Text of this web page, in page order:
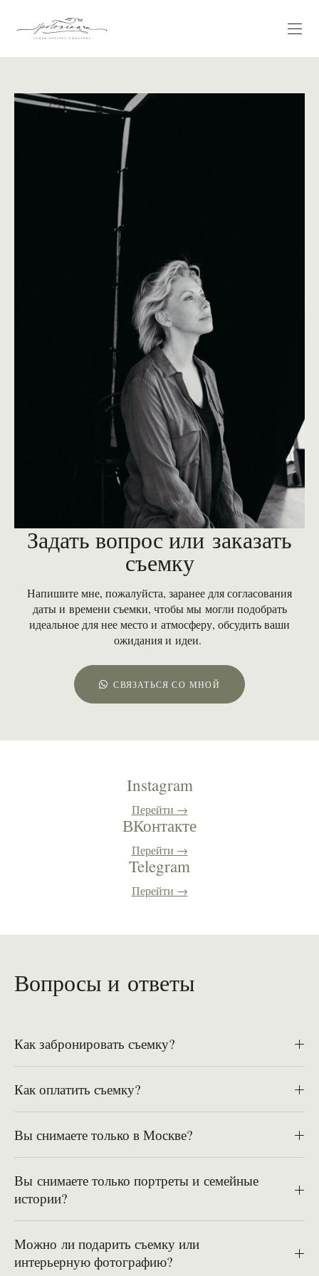
Задать вопрос или заказать
съемку
Напишите мне, пожалуйста, заранее для согласования
даты и времени съемки, чтобы мы могли подобрать
идеальное для нее место и атмосферу, обсудить ваши
ожидания и идеи.
СВЯЗАТЬСЯ СО МНОЙ
Instagram
Перейти →
ВКонтакте
Перейти →
Telegram
Перейти →
Вопросы и ответы
Как забронировать съемку?
Как оплатить съемку?
Вы снимаете только в Москве?
Вы снимаете только портреты и семейные
истории?
Можно ли подарить съемку или
интерьерную фотографию?